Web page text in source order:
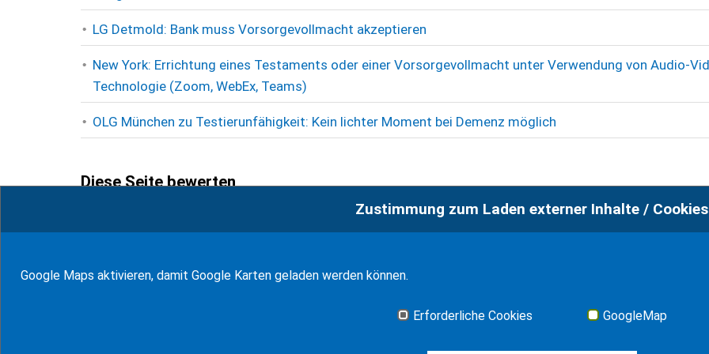
LG Detmold: Bank muss Vorsorgevollmacht akzeptieren
New York: Errichtung eines Testaments oder einer Vorsorgevollmacht unter Verwendung von Audio-
Technologie (Zoom, WebEx, Teams)
OLG München zu Testierunfähigkeit: Kein lichter Moment bei Demenz möglich
Diese Seite bewerten
1Bewertungen (100%)
zum Glossar
Zustimmung zum Laden externer Inhalte / Cookies
Google Maps aktivieren, damit Google Karten geladen werden können.
Erforderliche Cookies GoogleMap